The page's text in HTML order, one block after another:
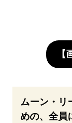
ムーン・リ
めの、全員